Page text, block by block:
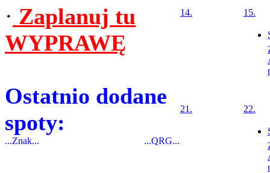
· Zaplanuj tu
WYPRAWĘ
Ostatnio dodane
spoty:
...Znak... ...QRG...
14. 15.
21. 22.